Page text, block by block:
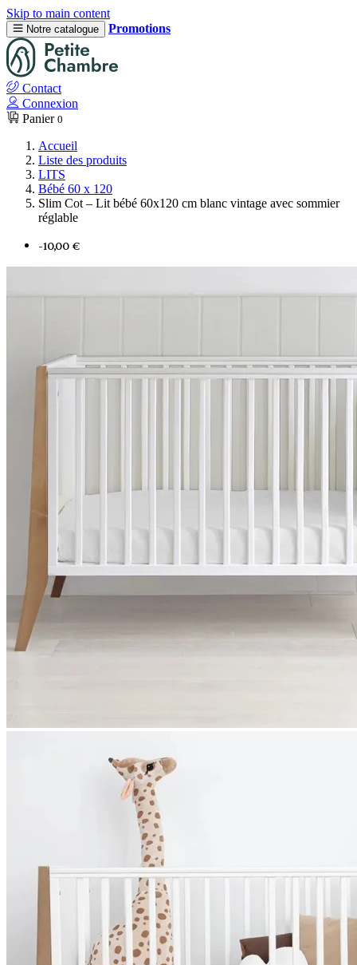
Skip to main content
Notre catalogue Promotions
Contact
Connexion
Panier 0
Accueil
Liste des produits
LITS
Bébé 60 x 120
Slim Cot – Lit bébé 60x120 cm blanc vintage avec sommier
réglable
-10,00 €